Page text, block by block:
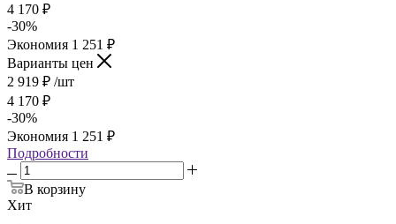
4 170 ₽
-30%
Экономия 1 251 ₽
Варианты цен
2 919 ₽ /шт
4 170 ₽
-30%
Экономия 1 251 ₽
Подробности
В корзину
Хит